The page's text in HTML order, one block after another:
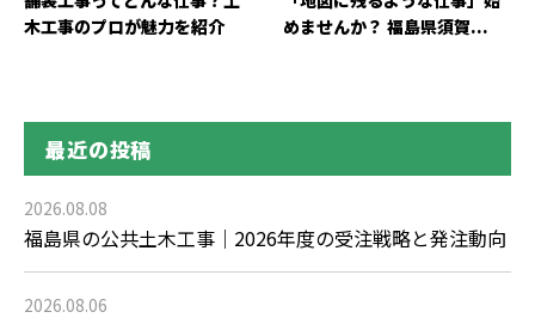
木工事のプロが魅力を紹介
めませんか？ 福島県須賀...
最近の投稿
2026.08.08
福島県の公共土木工事｜2026年度の受注戦略と発注動向
2026.08.06